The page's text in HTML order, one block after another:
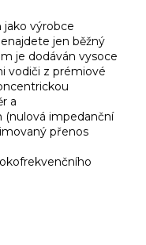
jako výrobce
jen běžný
je dodáván vysoce
vodiči z prémiové
a
(nulová impedanční
přenos